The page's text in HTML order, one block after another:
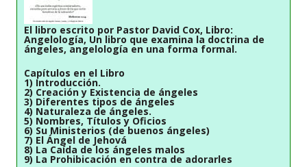
El libro escrito por Pastor David Cox, Libro:
Angelología, Un libro que examina la doctrina de
ángeles, angelología en una forma formal.
Capítulos en el Libro
1) Introducción.
2) Creación y Existencia de ángeles
3) Diferentes tipos de ángeles
4) Naturaleza de ángeles.
5) Nombres, Títulos y Oficios
6) Su Ministerios (de buenos ángeles)
7) El Ángel de Jehová
8) La Caída de los ángeles malos
9) La Prohibicación en contra de adorarles